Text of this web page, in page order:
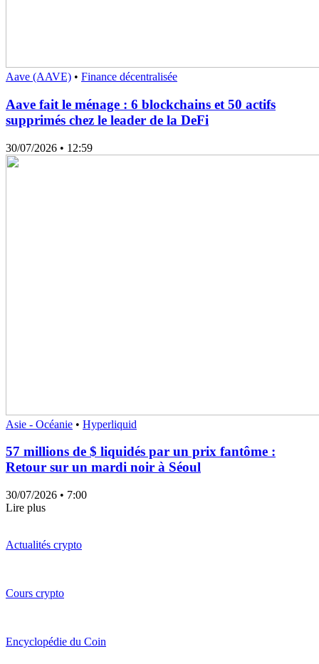
Aave (AAVE) • Finance décentralisée
Aave fait le ménage : 6 blockchains et 50 actifs
supprimés chez le leader de la DeFi
30/07/2026 • 12:59
Asie - Océanie • Hyperliquid
57 millions de $ liquidés par un prix fantôme :
Retour sur un mardi noir à Séoul
30/07/2026 • 7:00
Lire plus
Actualités crypto
Cours crypto
Encyclopédie du Coin